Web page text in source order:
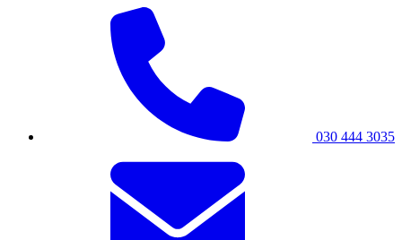
030 444 3035